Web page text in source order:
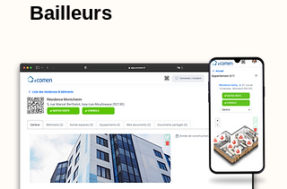
propriétaires, acquéreurs et
rénovation a été réalisée plus de
5 ans avant l'obligation à fournir
un CIL. Il est mis à jour chaque fois
qu'il y a un changement de
propriétaire. De plus, en cas de
location, le propriétaire doit le
Bailleurs